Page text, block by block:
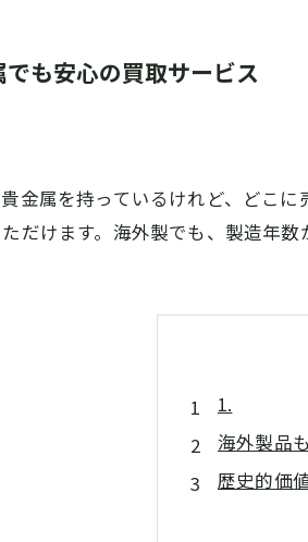
も安心の買取サービス
金属を持っているけれど、どこ
だけます。海外製でも、製造年
1.
海外製品
歴史的価
安心の買